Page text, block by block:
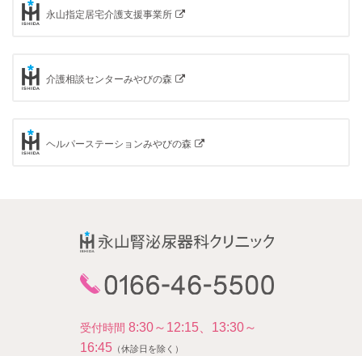
永山指定居宅介護支援事業所
介護相談センターみやびの森
ヘルパーステーションみやびの森
受付時間 8:30～12:15、13:30～
16:45 （休診日を除く）